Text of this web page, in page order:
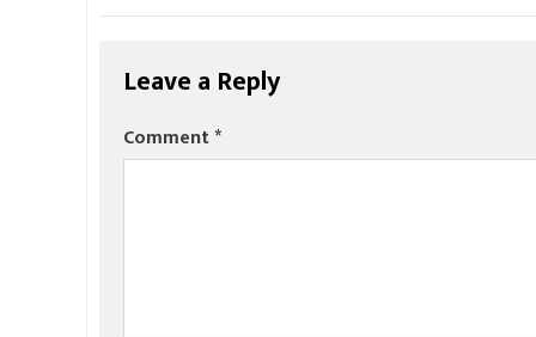
Leave a Reply
Comment*